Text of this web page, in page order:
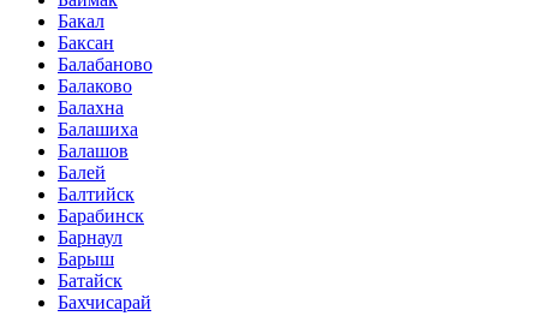
Бакал
Баксан
Балабаново
Балаково
Балахна
Балашиха
Балашов
Балей
Балтийск
Барабинск
Барнаул
Барыш
Батайск
Бахчисарай